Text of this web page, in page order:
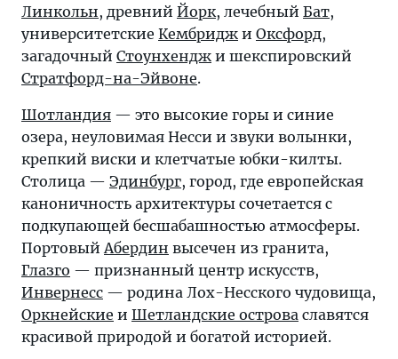
Линкольн, древний Йорк, лечебный Бат,
университетские Кембридж и Оксфорд,
загадочный Стоунхендж и шекспировский
Стратфорд-на-Эйвоне.
Шотландия — это высокие горы и синие
озера, неуловимая Несси и звуки волынки,
крепкий виски и клетчатые юбки-килты.
Столица — Эдинбург, город, где европейская
каноничность архитектуры сочетается с
подкупающей бесшабашностью атмосферы.
ПортовыйАбердин высечен из гранита,
Глазго — признанный центр искусств,
Инвернесс — родина Лох-Несского чудовища,
Оркнейские и Шетландские острова славятся
красивой природой и богатой историей.